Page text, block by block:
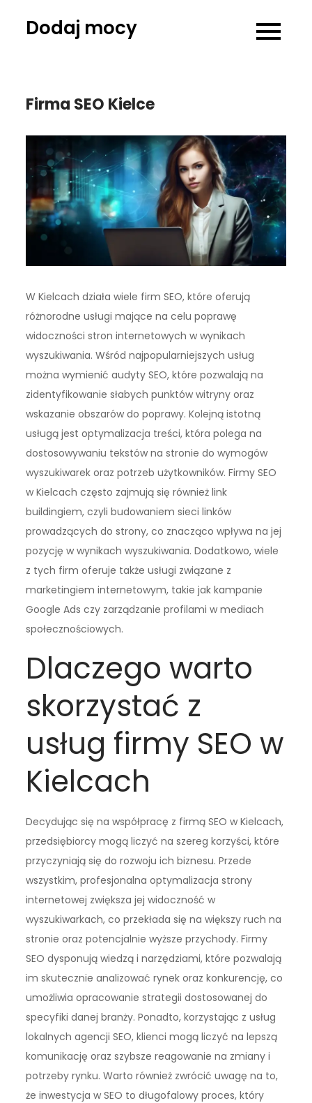
Dodaj mocy
Firma SEO Kielce
W Kielcach działa wiele firm SEO, które oferują
różnorodne usługi mające na celu poprawę
widoczności stron internetowych w wynikach
wyszukiwania. Wśród najpopularniejszych usług
można wymienić audyty SEO, które pozwalają na
zidentyfikowanie słabych punktów witryny oraz
wskazanie obszarów do poprawy. Kolejną istotną
usługą jest optymalizacja treści, która polega na
dostosowywaniu tekstów na stronie do wymogów
wyszukiwarek oraz potrzeb użytkowników. Firmy SEO
w Kielcach często zajmują się również link
buildingiem, czyli budowaniem sieci linków
prowadzących do strony, co znacząco wpływa na jej
pozycję w wynikach wyszukiwania. Dodatkowo, wiele
z tych firm oferuje także usługi związane z
marketingiem internetowym, takie jak kampanie
Google Ads czy zarządzanie profilami w mediach
społecznościowych.
Dlaczego warto
skorzystać z
usług firmy SEO w
Kielcach
Decydując się na współpracę z firmą SEO w Kielcach,
przedsiębiorcy mogą liczyć na szereg korzyści, które
przyczyniają się do rozwoju ich biznesu. Przede
wszystkim, profesjonalna optymalizacja strony
internetowej zwiększa jej widoczność w
wyszukiwarkach, co przekłada się na większy ruch na
stronie oraz potencjalnie wyższe przychody. Firmy
SEO dysponują wiedzą i narzędziami, które pozwalają
im skutecznie analizować rynek oraz konkurencję, co
umożliwia opracowanie strategii dostosowanej do
specyfiki danej branży. Ponadto, korzystając z usług
lokalnych agencji SEO, klienci mogą liczyć na lepszą
komunikację oraz szybsze reagowanie na zmiany i
potrzeby rynku. Warto również zwrócić uwagę na to,
że inwestycja w SEO to długofalowy proces, który